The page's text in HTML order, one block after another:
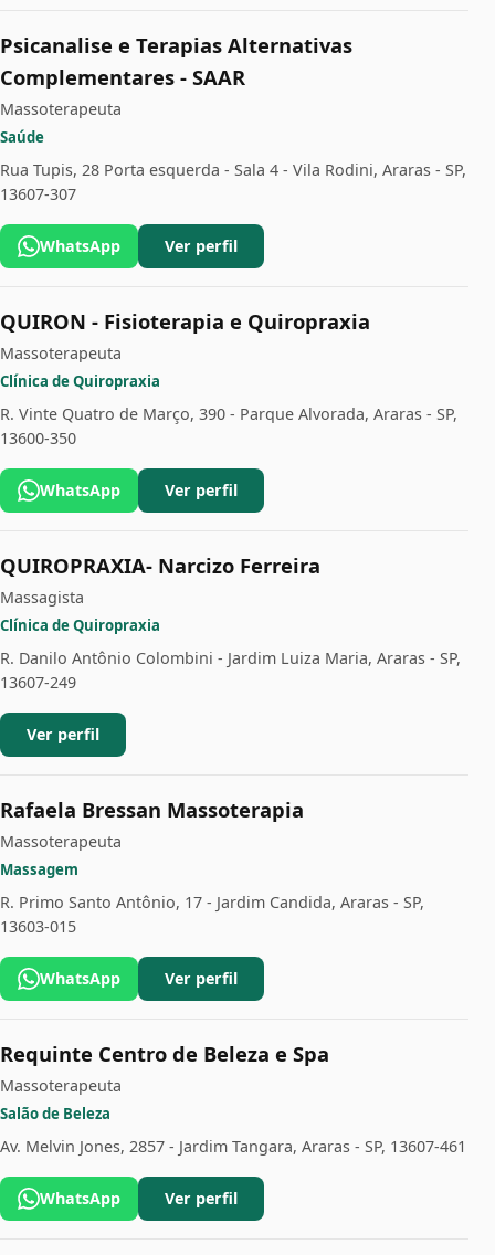
Psicanalise e Terapias Alternativas
Complementares - SAAR
Massoterapeuta
Saúde
Rua Tupis, 28 Porta esquerda - Sala 4 - Vila Rodini, Araras - SP,
13607-307
WhatsApp Ver perfil
QUIRON - Fisioterapia e Quiropraxia
Massoterapeuta
Clínica de Quiropraxia
R. Vinte Quatro de Março, 390 - Parque Alvorada, Araras - SP,
13600-350
WhatsApp Ver perfil
QUIROPRAXIA- Narcizo Ferreira
Massagista
Clínica de Quiropraxia
R. Danilo Antônio Colombini - Jardim Luiza Maria, Araras - SP,
13607-249
Ver perfil
Rafaela Bressan Massoterapia
Massoterapeuta
Massagem
R. Primo Santo Antônio, 17 - Jardim Candida, Araras - SP,
13603-015
WhatsApp Ver perfil
Requinte Centro de Beleza e Spa
Massoterapeuta
Salão de Beleza
Av. Melvin Jones, 2857 - Jardim Tangara, Araras - SP, 13607-461
WhatsApp Ver perfil